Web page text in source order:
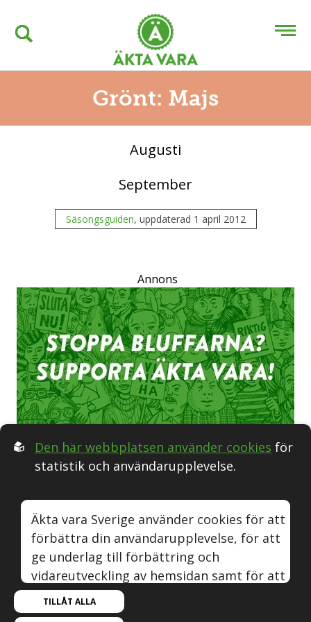
Grönt: Majs
Augusti
September
Säsongsguiden, uppdaterad 1 april 2012
Annons
Följ oss i Sociala medier:
Äkta varaNaturvinInstagramYoutube
© Äkta vara Sverige.
Om webbplatsen, cookies och GDPR.
Den här webbplatsen använder cookies för
statistik och användarupplevelse.
Äkta vara Sverige använder cookies för att
förbättra din användarupplevelse, för att
ge underlag till förbättring och
vidareutveckling av hemsidan samt för att
kunna rikta mer relevanta erbjudanden till
dig.
TILLÅT ALLA